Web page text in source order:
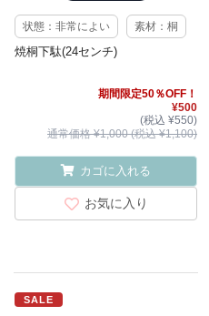
状態：非常によい 素材：桐
焼桐下駄(24センチ)
期間限定50％OFF！
¥500
(税込 ¥550)
通常価格 ¥1,000 (税込 ¥1,100)
カゴに入れる
お気に入り
SALE